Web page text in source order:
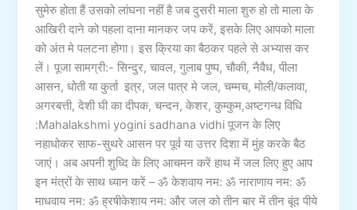
सुमेरु होता हैं उसको लांघना नहीं है जब दुसरी माला शुरु हो तो माला के
आखिरी दाने को पहला दाना मानकर जप करें, इसके लिए आपको माला
को अंत मे पलटना होगा। इस क्रिया का बैठकर पहले से अभ्यास कर
लें। पूजा सामग्री:- सिन्दुर, चावल, गुलाब पुष्प, चौकी, नैवैध, पीला
आसन, धोती या कुर्ता इत्र, जल पात्र मे जल, चम्मच, मोली/कलावा,
अगरबत्ती, देशी घी का दीपक, चन्दन, केशर, कुम्कुम,अष्टगन्ध विधि
:Mahalakshmi yogini sadhana vidhi पूजन के लिए
नहाधोकर साफ-सुथरे आसन पर पूर्व या उत्तर दिशा में मुंह करके बैठ
जाएं। अब अपनी शुध्दि के लिए आचमन करें हाथ में जल लिए हुए आप
इन मंत्रों के साथ ध्यान करें – ॐ केशवाय नम: ॐ नाराणाय नम: ॐ
माधवाय नम: ॐ ह्रषीकेशाय नम: और जल को तीन बार में तीन बूंद पीये